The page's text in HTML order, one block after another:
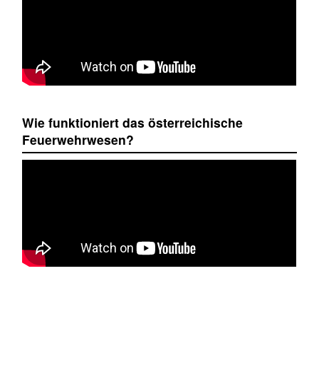
Wie funktioniert das österreichische
Feuerwehrwesen?